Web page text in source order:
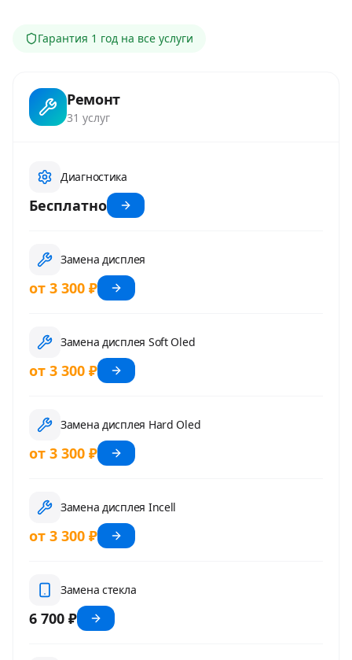
Гарантия 1 год на все услуги
Ремонт
31 услуг
Диагностика
Бесплатно
Замена дисплея
от 3 300 ₽
Замена дисплея Soft Oled
от 3 300 ₽
Замена дисплея Hard Oled
от 3 300 ₽
Замена дисплея Incell
от 3 300 ₽
Замена стекла
6 700 ₽